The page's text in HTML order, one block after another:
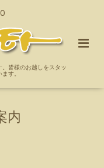
皆様のお越しをスタッ
す。
内